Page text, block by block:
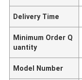
Delivery Time
Minimum Order Q
uantity
Model Number